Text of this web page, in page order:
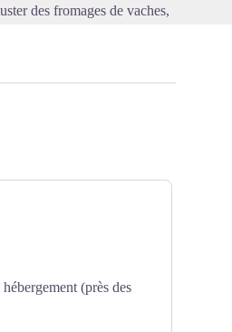
des fromages de vaches,
(près des